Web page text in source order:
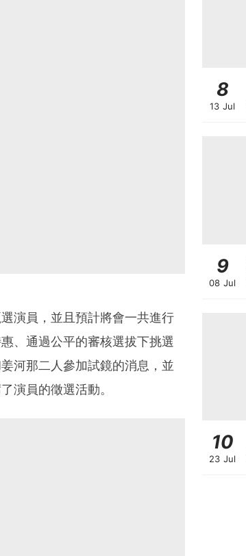
演員，並且預計將會一共進行
、通過公平的審核選拔下挑選
河那二人參加試鏡的消息，並
演員的徵選活動。
8
13 Jul
9
08 Jul
10
23 Jul